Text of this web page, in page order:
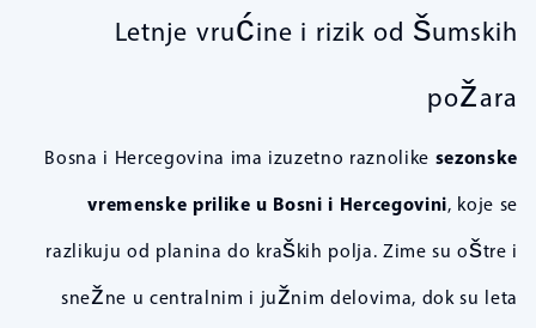
Letnje vrućine i rizik od šumskih
požara
Bosna i Hercegovina ima izuzetno raznolike sezonske
vremenske prilike u Bosni i Hercegovini, koje se
razlikuju od planina do kraških polja. Zime su oštre i
snežne u centralnim i južnim delovima, dok su leta